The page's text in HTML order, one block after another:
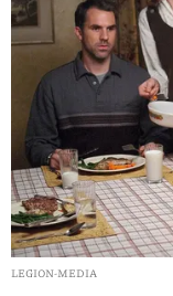
LEGION-MEDIA